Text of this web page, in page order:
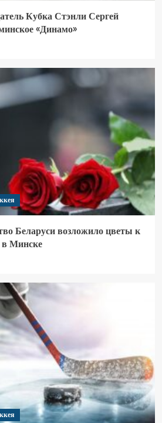
Кубка Стэнли Сергей
«Динамо»
Беларуси возложило цветы к
Минске